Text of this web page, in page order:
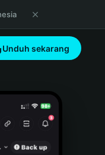
Unduh sekarang